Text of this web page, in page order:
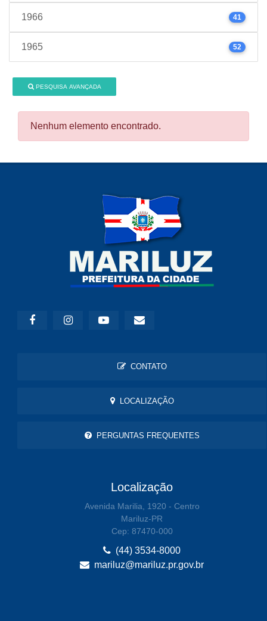
1966 41
1965 52
PESQUISA AVANÇADA
Nenhum elemento encontrado.
CONTATO
LOCALIZAÇÃO
PERGUNTAS FREQUENTES
Localização
Avenida Marilia, 1920 - Centro
Mariluz-PR
Cep: 87470-000
(44) 3534-8000
mariluz@mariluz.pr.gov.br